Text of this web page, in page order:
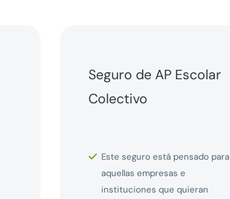
Seguro de AP Escolar
Colectivo
Este seguro está pensado para
aquellas empresas e
instituciones que quieran